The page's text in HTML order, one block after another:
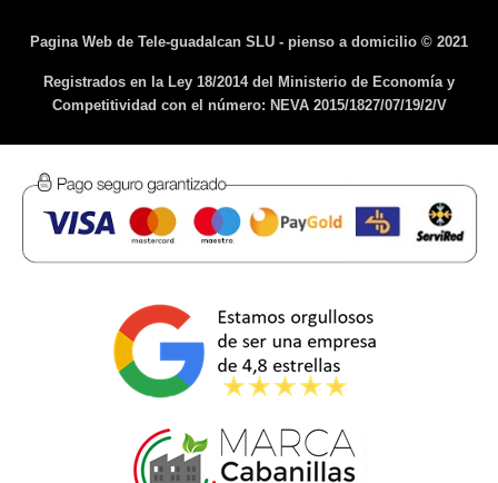
Pagina Web de Tele-guadalcan SLU - pienso a domicilio © 2021
Registrados en la Ley 18/2014 del Ministerio de Economía y
Competitividad con el número: NEVA 2015/1827/07/19/2/V